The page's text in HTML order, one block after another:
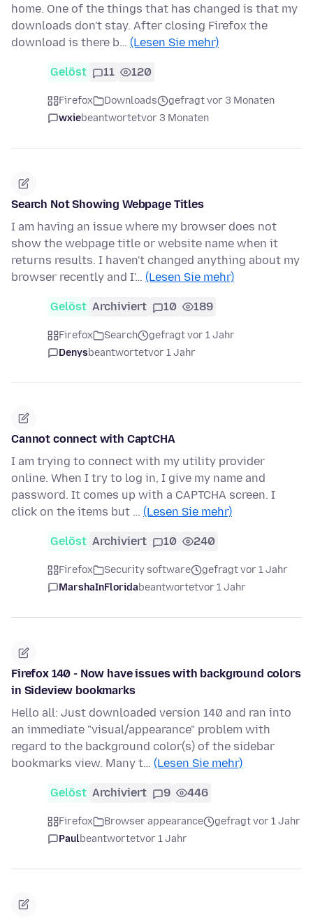
home. One of the things that has changed is that my
downloads don't stay. After closing Firefox the
download is there b… (Lesen Sie mehr)
Gelöst 11 120
Firefox Downloads
gefragt vor 3 Monaten
wxiebeantwortetvor 3 Monaten
Search Not Showing Webpage Titles
I am having an issue where my browser does not
show the webpage title or website name when it
returns results. I haven't changed anything about my
browser recently and I'… (Lesen Sie mehr)
Gelöst Archiviert 10 189
Firefox Search
gefragt vor 1 Jahr
Denysbeantwortetvor 1 Jahr
Cannot connect with CaptCHA
I am trying to connect with my utility provider
online. When I try to log in, I give my name and
password. It comes up with a CAPTCHA screen. I
click on the items but … (Lesen Sie mehr)
Gelöst Archiviert 10 240
Firefox Security software
gefragt vor 1 Jahr
MarshaInFloridabeantwortetvor 1 Jahr
Firefox 140 - Now have issues with background colors
in Sideview bookmarks
Hello all: Just downloaded version 140 and ran into
an immediate "visual/appearance" problem with
regard to the background color(s) of the sidebar
bookmarks view. Many t… (Lesen Sie mehr)
Gelöst Archiviert 9 446
Firefox Browser appearance
gefragt vor 1 Jahr
Paulbeantwortetvor 1 Jahr